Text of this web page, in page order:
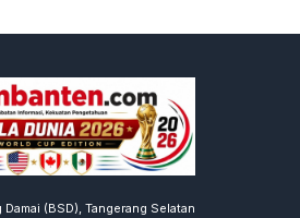
(BSD), Tangerang Selatan